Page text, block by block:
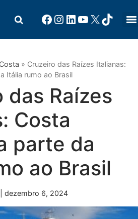
Costa » Cruzeiro das Raízes Italianas:
Itália rumo ao Brasil
das Raízes
Costa
parte da
ao Brasil
| dezembro 6, 2024